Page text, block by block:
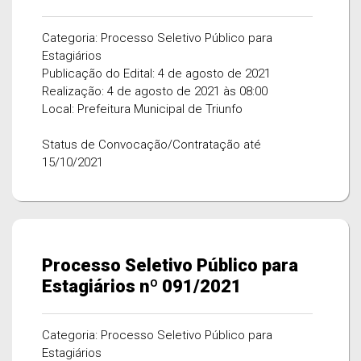
Categoria: Processo Seletivo Público para
Estagiários
Publicação do Edital: 4 de agosto de 2021
Realização: 4 de agosto de 2021 às 08:00
Local: Prefeitura Municipal de Triunfo
Status de Convocação/Contratação até
15/10/2021
Processo Seletivo Público para
Estagiários nº 091/2021
Categoria: Processo Seletivo Público para
Estagiários